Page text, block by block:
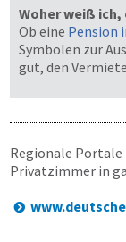
Woher weiß ich,
Ob eine Pension
Symbolen zur
gut, den
Regionale Portale
Privatzimmer in